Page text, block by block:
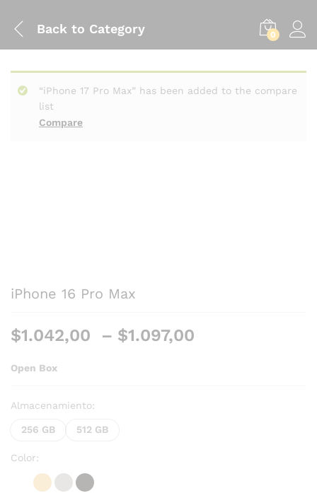
Back to Category 0
Compare
“iPhone 17 Pro Max” has been added to the compare
list
iPhone 16 Pro Max
$1.042,00 – $1.097,00
Open Box
Almacenamiento:
256 GB 512 GB
Color: